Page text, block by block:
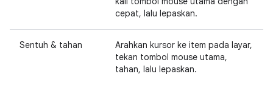
cepat, lalu lepaskan.
Sentuh & tahan
Arahkan kursor ke item pada layar,
tekan tombol mouse utama,
tahan, lalu lepaskan.